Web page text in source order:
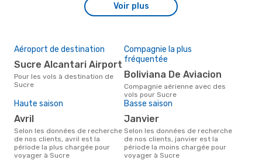
Voir plus
Aéroport de destination
Sucre Alcantari Airport
Pour les vols à destination de
Sucre
Compagnie la plus
fréquentée
Boliviana De Aviacion
Compagnie aérienne avec des
vols pour Sucre
Haute saison
avril
Selon les données de recherche
de nos clients, avril est la
période la plus chargée pour
voyager à Sucre
Basse saison
janvier
Selon les données de recherche
de nos clients, janvier est la
période la moins chargée pour
voyager à Sucre